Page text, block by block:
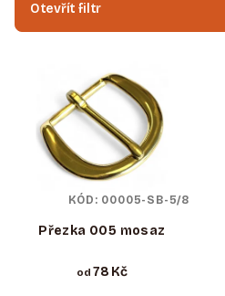
R
Otevřít filtr
Přezka 005 mosaz
od 78 Kč
KÓD: 00005-SB-5/8